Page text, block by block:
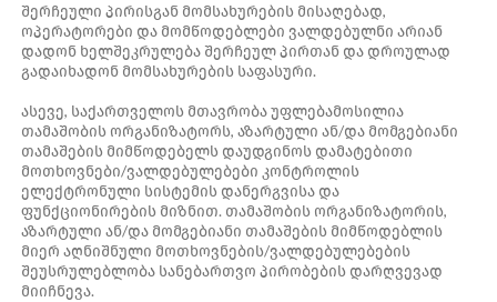
შერჩეული პირისგან მომსახურების მისაღებად,
ოპერატორები და მომწოდებლები ვალდებულნი არიან
დადონ ხელშეკრულება შერჩეულ პირთან და დროულად
გადაიხადონ მომსახურების საფასური.
ასევე, საქართველოს მთავრობა უფლებამოსილია
თამაშობის ორგანიზატორს, აზარტული ან/და მომგებიანი
თამაშების მიმწოდებელს დაუდგინოს დამატებითი
მოთხოვნები/ვალდებულებები კონტროლის
ელექტრონული სისტემის დანერგვისა და
ფუნქციონირების მიზნით. თამაშობის ორგანიზატორის,
აზარტული ან/და მომგებიანი თამაშების მიმწოდებლის
მიერ აღნიშნული მოთხოვნების/ვალდებულებების
შეუსრულებლობა სანებართვო პირობების დარღვევად
მიიჩნევა.